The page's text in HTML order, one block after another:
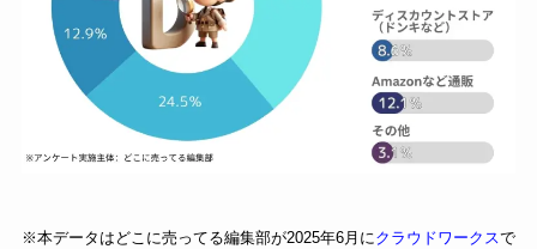
※本データはどこに売ってる編集部が2025年6月にクラウドワークスで